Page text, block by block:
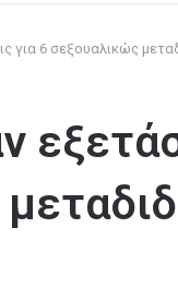
για 6 σεξουαλικώς